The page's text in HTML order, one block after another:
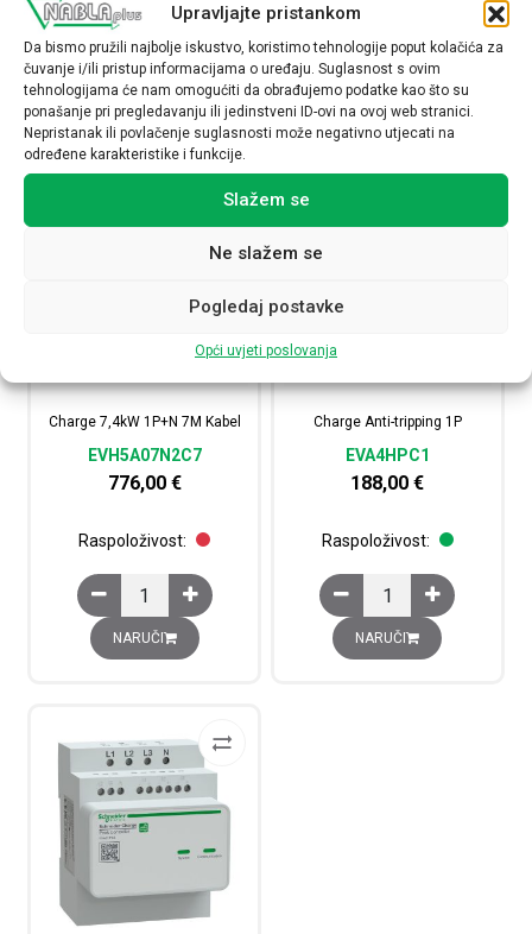
Upravljajte pristankom
Da bismo pružili najbolje iskustvo, koristimo tehnologije poput kolačića za
čuvanje i/ili pristup informacijama o uređaju. Suglasnost s ovim
tehnologijama će nam omogućiti da obrađujemo podatke kao što su
ponašanje pri pregledavanju ili jedinstveni ID-ovi na ovoj web stranici.
Nepristanak ili povlačenje suglasnosti može negativno utjecati na
određene karakteristike i funkcije.
Slažem se
Ne slažem se
Pogledaj postavke
Opći uvjeti poslovanja
Charge 7,4/11/22kW 1P/3P+N T2S količina
NARUČI
Charge 7,4kW 1P+N
NARUČI
Charge 7,4kW 1P+N 7M Kabel
EVH5A07N2C7
776,00 €
Raspoloživost:
Charge 7,4kW 1P+N 7M Kabel količina
NARUČI
Charge Anti-tripping 1P
EVA4HPC1
188,00€
Raspoloživost:
Charge Anti-tripping
NARUČI